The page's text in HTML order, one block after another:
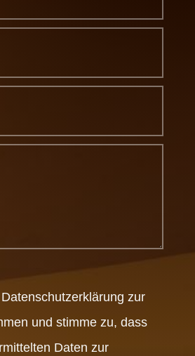
zur
und stimme zu, dass
Daten zur